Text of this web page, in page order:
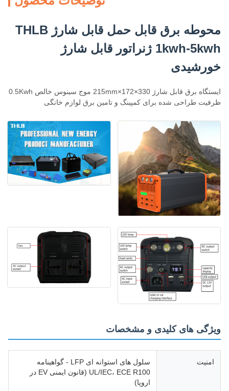
محوطه برق قابل حمل قابل شارژ THLB
1kwh-5kwh ژنراتور قابل شارژ
خورشیدی
ایستگاه برق قابل شارژ 330×172×215mm موج سینوس خالص 0.5Kwh
ظرفیت طراحی شده برای کمپینگ و تامین برق لوازم خانگی
ویژگی های کلیدی و مشخصات
امنیت
سلول های استوانه ای LFP - گواهینامه
UL/IEC، ECE R100 (قانون ایمنی EV در
اروپا)